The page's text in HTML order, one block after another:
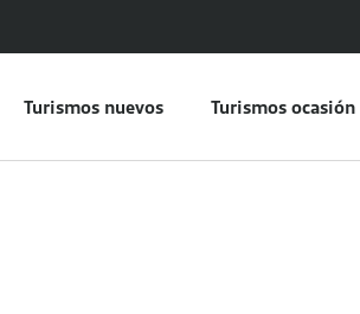
Turismos nuevos Turismos ocasión